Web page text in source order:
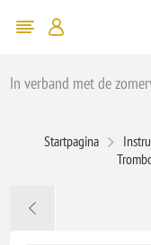
In verband met de
Startpagina